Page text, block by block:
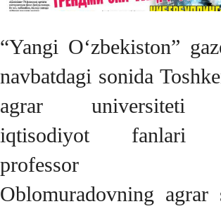
“Yangi O‘zbekiston”
navbatdagi sonida
agrar universiteti
iqtisodiyot fanlari
professor
Oblomuradovning agrar